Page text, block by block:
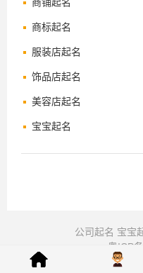
商铺起名
商标起名
服装店起名
饰品店起名
美容店起名
宝宝起名
公司起名 宝宝
粤ICP
© 周易起名-公司起名-宝宝